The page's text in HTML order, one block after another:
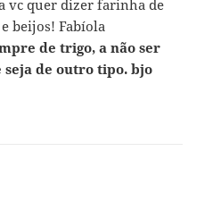
vc quer dizer farinha de
beijos! Fabíola
de trigo, a não ser
seja de outro tipo. bjo